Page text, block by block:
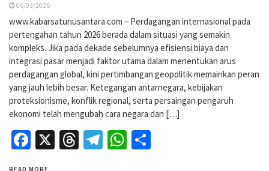
06/03/2026
www.kabarsatunusantara.com – Perdagangan internasional pada
pertengahan tahun 2026 berada dalam situasi yang semakin
kompleks. Jika pada dekade sebelumnya efisiensi biaya dan
integrasi pasar menjadi faktor utama dalam menentukan arus
perdagangan global, kini pertimbangan geopolitik memainkan peran
yang jauh lebih besar. Ketegangan antarnegara, kebijakan
proteksionisme, konflik regional, serta persaingan pengaruh
ekonomi telah mengubah cara negara dan […]
Facebook
X Threads
Telegram
WhatsApp
READ MORE